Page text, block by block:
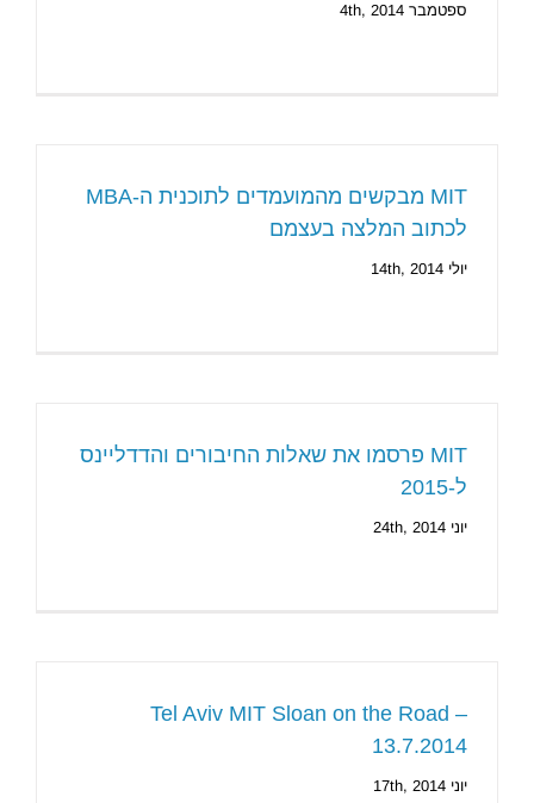
ספטמבר 4th, 2014
MIT מבקשים מהמועמדים לתוכנית ה-MBA
לכתוב המלצה בעצמם
יולי 14th, 2014
MIT פרסמו את שאלות החיבורים והדדליינס
ל-2015
יוני 24th, 2014
Tel Aviv MIT Sloan on the Road –
13.7.2014
יוני 17th, 2014